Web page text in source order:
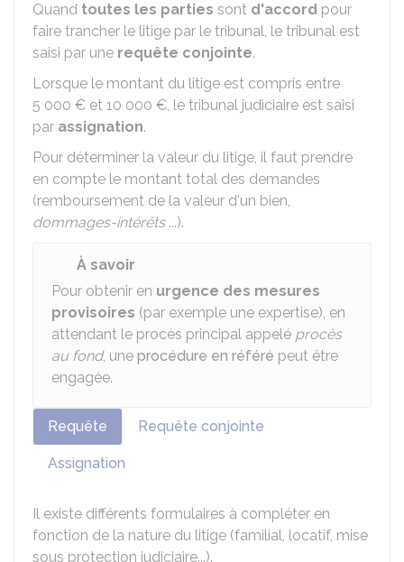
Quand toutes les parties sont d'accord pour
faire trancher le litige par le tribunal, le tribunal est
saisi par une requête conjointe.
Lorsque le montant du litige est compris entre
5 000 € et 10 000 €, le tribunal judiciaire est saisi
par assignation.
Pour déterminer la valeur du litige, il faut prendre
en compte le montant total des demandes
(remboursement de la valeur d'un bien,
dommages-intérêts...).
À savoir
Pour obtenir en urgence des mesures
provisoires (par exemple une expertise), en
attendant le procès principal appelé procès
au fond, une procédure en référé peut être
engagée.
Requête Requête conjointe
Assignation
Il existe différents formulaires à compléter en
fonction de la nature du litige (familial, locatif, mise
sous protection judiciaire...).